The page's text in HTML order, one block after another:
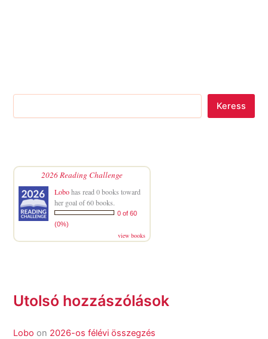
Keress
2026 Reading Challenge
Lobohas read 0 books toward
her goal of 60 books.
0 of 60
(0%)
view books
Utolsó hozzászólások
Lobo on 2026-os félévi összegzés